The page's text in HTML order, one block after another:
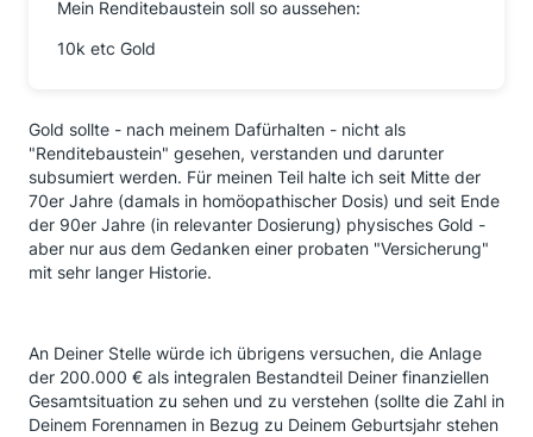
Mein Renditebaustein soll so aussehen:
10k etc Gold
Gold sollte - nach meinem Dafürhalten - nicht als
"Renditebaustein" gesehen, verstanden und darunter
subsumiert werden. Für meinen Teil halte ich seit Mitte der
70er Jahre (damals in homöopathischer Dosis) und seit Ende
der 90er Jahre (in relevanter Dosierung) physisches Gold -
aber nur aus dem Gedanken einer probaten "Versicherung"
mit sehr langer Historie.
An Deiner Stelle würde ich übrigens versuchen, die Anlage
der 200.000 € als integralen Bestandteil Deiner finanziellen
Gesamtsituation zu sehen und zu verstehen (sollte die Zahl in
Deinem Forennamen in Bezug zu Deinem Geburtsjahr stehen